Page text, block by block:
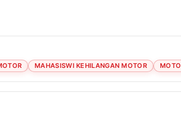
MAHASISWI KEHILANGAN MOTOR